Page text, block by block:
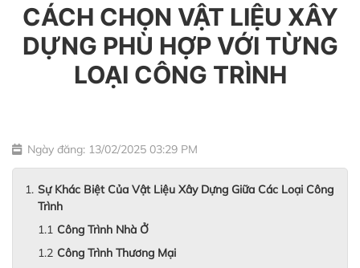
CÁCH CHỌN VẬT LIỆU XÂY
DỰNG PHÙ HỢP VỚI TỪNG
LOẠI CÔNG TRÌNH
Ngày đăng: 13/02/2025 03:29 PM
Sự Khác Biệt Của Vật Liệu Xây Dựng Giữa Các Loại Công
Trình
Công Trình Nhà Ở
Công Trình Thương Mại